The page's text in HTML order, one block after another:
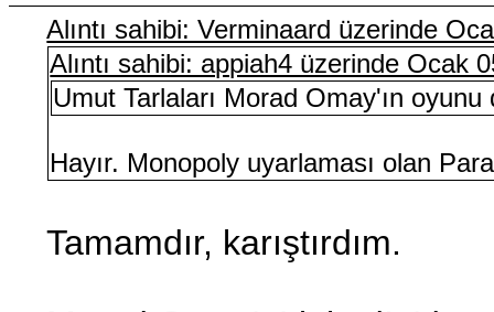
Alıntı sahibi: Verminaard üzerinde
Alıntı sahibi: appiah4 üzerinde Ocak
Umut Tarlaları Morad Omay'ın oyunu
Hayır. Monopoly uyarlaması olan
Tamamdır, karıştırdım.